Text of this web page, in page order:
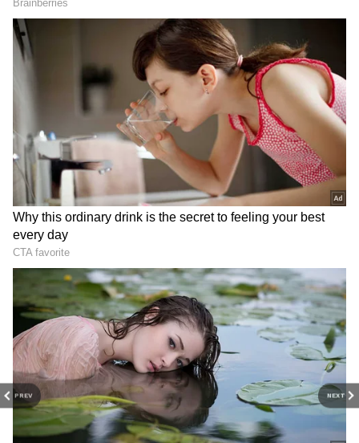
PREV NEXT
Contraceptive Pills
దాదాపు పిల్లలు పుట్టకుండా, గర్భం దాల్చకుండా ఆపే
ట్యాబ్లెట్స్ పేర్లు అందరికీ తెలుస్తున్నాయి. సింపుల్ గా వాళ్లే
మెడికల్ షాపుల నుంచి తెచ్చుకోవడం రోజూ.. బఠానీలు
తిన్నట్లుగా ట్యాబ్లెట్స్ మింగుతున్నారు. కనీసం డాక్టర్స్ సలహా
కూడా తీసుకోకుండా తమకు నచ్చినట్లుగా
వేసుకుంటున్నారు. కానీ వైద్యుల సలహా లేకుండానే
మహిళలు ఈ మాత్రలు వేసుకోవడం ఆందోళన కలిగిస్తోంది.